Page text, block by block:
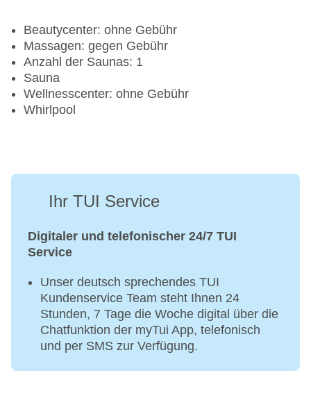
Beautycenter: ohne Gebühr
Massagen: gegen Gebühr
Anzahl der Saunas: 1
Sauna
Wellnesscenter: ohne Gebühr
Whirlpool
Ihr TUI Service
Digitaler und telefonischer 24/7 TUI
Service
Unser deutsch sprechendes TUI
Kundenservice Team steht Ihnen 24
Stunden, 7 Tage die Woche digital über die
Chatfunktion der myTui App, telefonisch
und per SMS zur Verfügung.